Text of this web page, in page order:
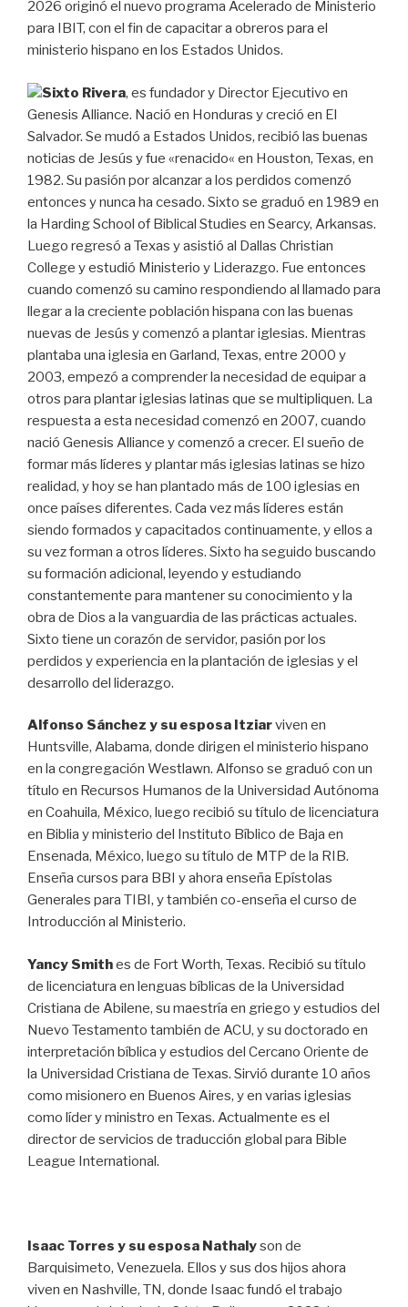
2026 originó el nuevo programa Acelerado de Ministerio
para IBIT, con el fin de capacitar a obreros para el
ministerio hispano en los Estados Unidos.
Sixto Rivera, es fundador y Director Ejecutivo en
Genesis Alliance. Nació en Honduras ycreció en El
Salvador. Se mudó a Estados Unidos, recibió las buenas
noticias de Jesús yfue «renacido« en Houston, Texas, en
1982. Su pasión poralcanzara los perdidos comenzó
entonces ynunca ha cesado. Sixto se graduó en 1989 en
la HardingSchool of Biblical Studies en Searcy, Arkansas.
Luego regresó a Texas yasistió al Dallas Christian
College yestudió Ministerio y Liderazgo. Fue entonces
cuando comenzó su camino respondiendo al llamado para
llegara la creciente población hispana con las buenas
nuevas de Jesús ycomenzó a plantariglesias. Mientras
plantaba una iglesia en Garland, Texas, entre 2000 y
2003, empezó a comprenderla necesidad de equipara
otros para plantariglesias latinas que se multipliquen. La
respuesta a esta necesidad comenzó en 2007, cuando
nació Genesis Alliance ycomenzó a crecer. El sueño de
formarmás líderes yplantarmás iglesias latinas se hizo
realidad, yhoyse han plantado más de 100 iglesias en
once países diferentes. Cada vez más líderes están
siendo formados ycapacitados continuamente, yellos a
su vezforman a otros líderes. Sixto ha seguido buscando
su formación adicional, leyendo yestudiando
constantemente para mantenersu conocimiento yla
obra de Dios a la vanguardia de las prácticas actuales.
Sixto tiene un corazón de servidor, pasión porlos
perdidos yexperiencia en la plantación de iglesias yel
desarrollo del liderazgo.
Alfonso Sánchez y su esposa Itziarviven en
Huntsville, Alabama, donde dirigen el ministerio hispano
en la congregación Westlawn. Alfonso se graduó con un
título en Recursos Humanos de la Universidad Autónoma
en Coahuila, México, luego recibió su título de licenciatura
en Biblia y ministerio del Instituto Bíblico de Baja en
Ensenada, México, luego su título de MTP de la RIB.
Enseña cursos para BBI y ahora enseña Epístolas
Generales para TIBI, y también co-enseña el curso de
Introducción al Ministerio.
Yancy Smithes de Fort Worth, Texas. Recibió su título
de licenciatura en lenguas bíblicas de la Universidad
Cristiana de Abilene, su maestría en griego y estudios del
Nuevo Testamento también de ACU, y su doctorado en
interpretación bíblica y estudios del Cercano Oriente de
la Universidad Cristiana de Texas. Sirvió durante 10 años
como misionero en Buenos Aires, y en varias iglesias
como líder y ministro en Texas. Actualmente es el
director de servicios de traducción global para Bible
League International.
Isaac Torres y su esposa Nathalyson de
Barquisimeto, Venezuela. Ellos y sus dos hijos ahora
viven en Nashville, TN, donde Isaac fundó el trabajo